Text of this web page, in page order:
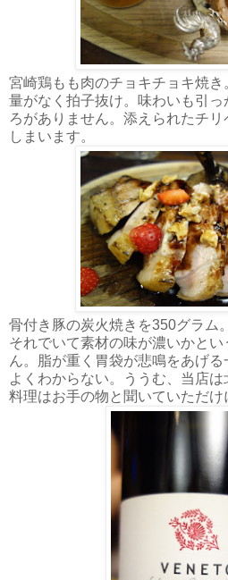
宮崎鶏もも肉のチョキチョキ焼
量がなく拍子抜け。味わいも引っ
ろがありません。添えられたチ
しまいます。
骨付き豚の炭火焼きを350グラム
それでいて素材の味が濃いかと
ん。脂が重く胃袋が悲鳴をあげ
よくわからない。ううむ、当店
料理はお手の物と聞いていただけ